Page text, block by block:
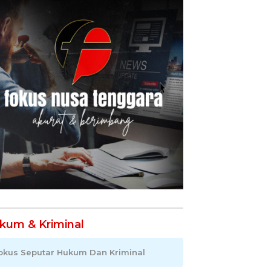
& Kriminal
Seputar Hukum Dan Kriminal